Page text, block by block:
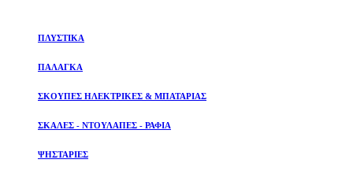
ΠΛΥΣΤΙΚΑ
ΠΑΛΑΓΚΑ
ΣΚΟΥΠΕΣ ΗΛΕΚΤΡΙΚΕΣ & ΜΠΑΤΑΡΙΑΣ
ΣΚΑΛΕΣ - ΝΤΟΥΛΑΠΕΣ - ΡΑΦΙΑ
ΨΗΣΤΑΡΙΕΣ